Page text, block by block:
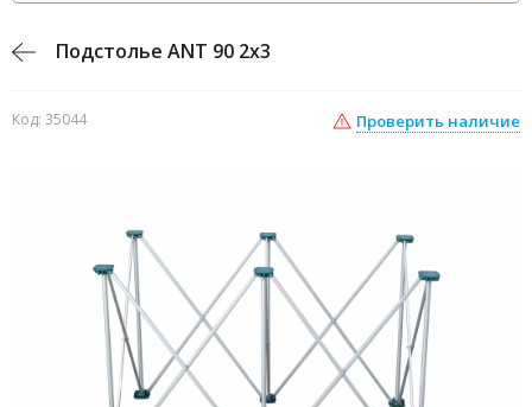
Подстолье ANT 90 2x3
Код: 35044 Проверить наличие